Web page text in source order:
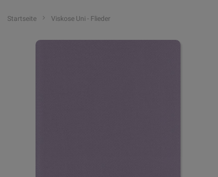
Startseite Viskose Uni - Flieder